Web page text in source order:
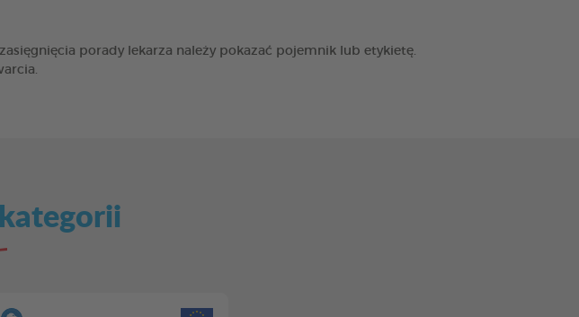
porady lekarza należy pokazać pojemnik lub etykietę.